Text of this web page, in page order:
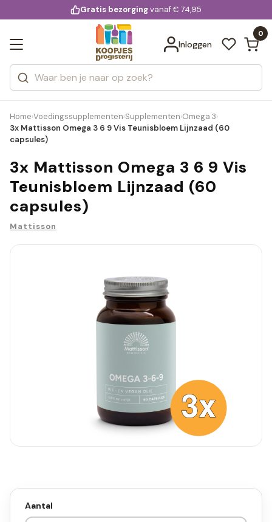
voor 20:00 uur besteld
Gratis bezorgingvanaf € 74,95
Inloggen
0
Zoeken
Categorieën
Merken
Bekijk alle resultaten
Home›Voedingssupplementen›Supplementen›Omega 3›
3x Mattisson Omega 3 6 9 Vis Teunisbloem Lijnzaad (60
capsules)
3x Mattisson Omega 3 6 9 Vis
Teunisbloem Lijnzaad (60
capsules)
Mattisson
Aantal